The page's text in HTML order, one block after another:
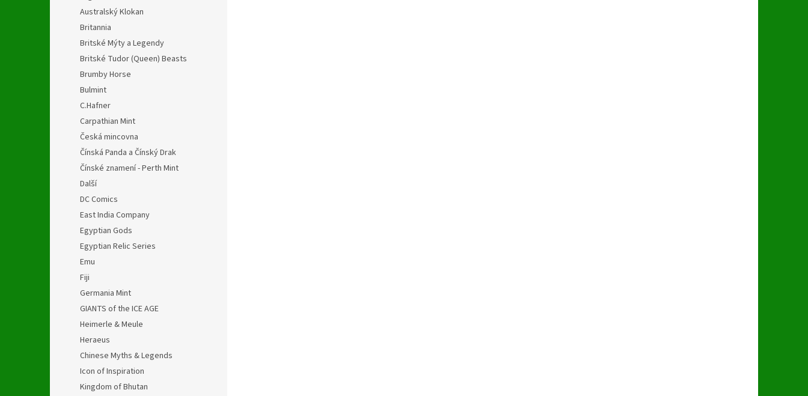
Australský Klokan
Britannia
Britské Mýty a Legendy
Britské Tudor (Queen) Beasts
Brumby Horse
Bulmint
C.Hafner
Carpathian Mint
Česká mincovna
Čínská Panda a Čínský Drak
Čínské znamení - Perth Mint
Další
DC Comics
East India Company
Egyptian Gods
Egyptian Relic Series
Emu
Fiji
Germania Mint
GIANTS of the ICE AGE
Heimerle & Meule
Heraeus
Chinese Myths & Legends
Icon of Inspiration
Kingdom of Bhutan